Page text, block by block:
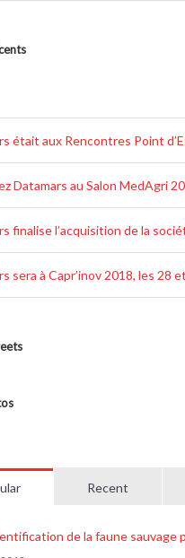
était aux Rencontres Point
Datamars au Salon MedAgri
finalise l’acquisition de la
sera à Capr’inov 2018, les 28
Recent
de la faune sauvage